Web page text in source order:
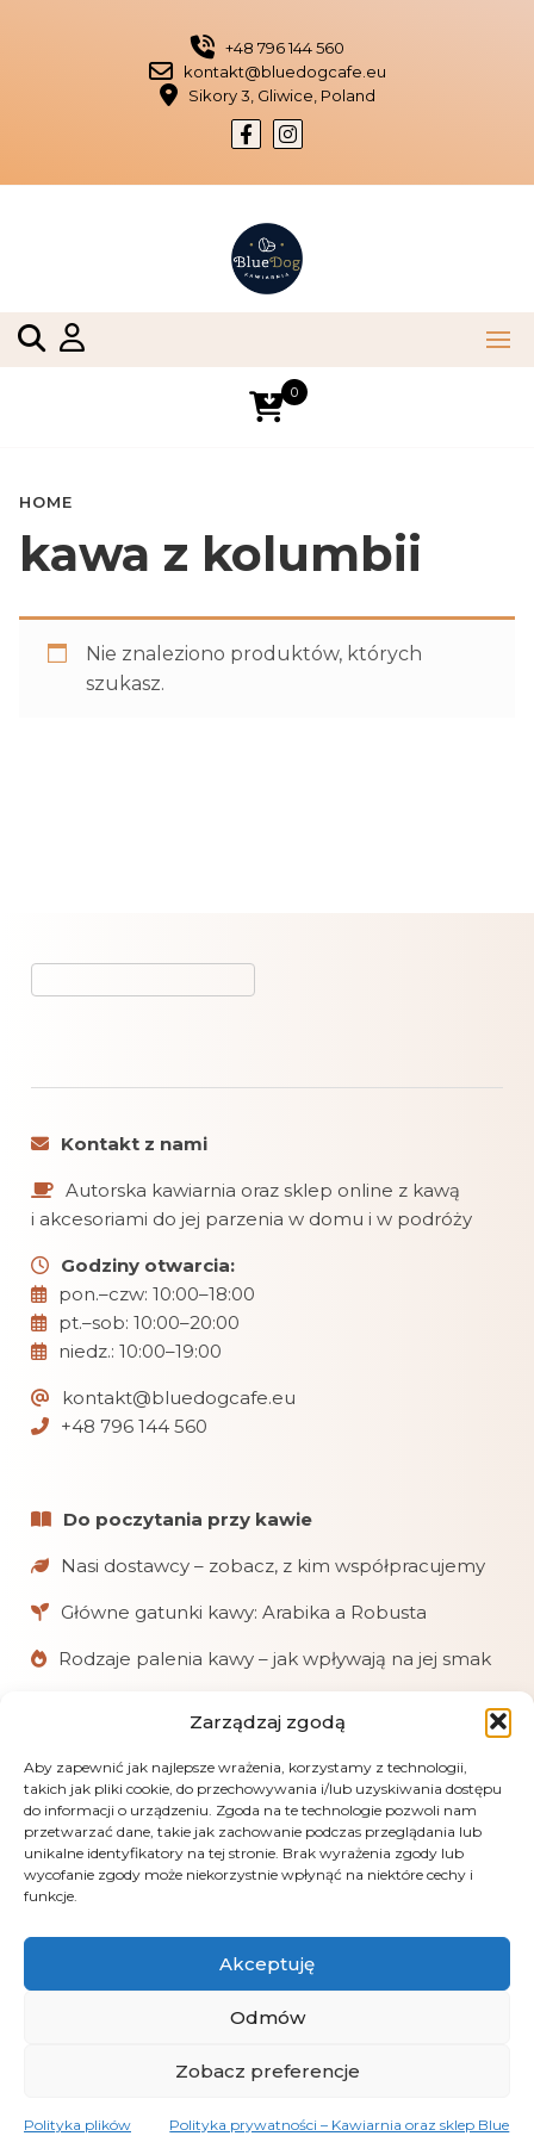
Zarządzaj zgodą
Aby zapewnić jak najlepsze wrażenia, korzystamy z technologii,
takich jak pliki cookie, do przechowywania i/lub uzyskiwania dostępu
do informacji o urządzeniu. Zgoda na te technologie pozwoli nam
przetwarzać dane, takie jak zachowanie podczas przeglądania lub
unikalne identyfikatory na tej stronie. Brak wyrażenia zgody lub
wycofanie zgody może niekorzystnie wpłynąć na niektóre cechy i
funkcje.
Akceptuję
Odmów
Zobacz preferencje
Polityka plików Polityka prywatności – Kawiarnia oraz sklep Blue
+48 796 144 560
kontakt@bluedogcafe.eu
Sikory 3, Gliwice, Poland
0
HOME
kawa z kolumbii
Nie znaleziono produktów, których
szukasz.
Kontakt z nami
Autorska kawiarnia oraz sklep online z kawą
i akcesoriami do jej parzenia w domu i w podróży
Godziny otwarcia:
pon.–czw: 10:00–18:00
pt.–sob: 10:00–20:00
niedz.: 10:00–19:00
kontakt@bluedogcafe.eu
+48 796 144 560
Do poczytania przy kawie
Nasi dostawcy – zobacz, z kim współpracujemy
Główne gatunki kawy: Arabika a Robusta
Rodzaje palenia kawy – jak wpływają na jej smak
Chętnie pomagamy klientom w doborze kaw
i akcesoriów.
Realizujemy zamówienia online, mailowe
i telefoniczne.
LensGaze – fotografia artystyczna Andrus Markus